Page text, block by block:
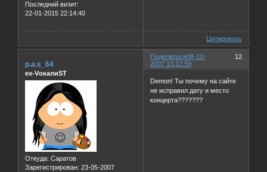
Последний визит:
22-01-2015 22:14:40
Цитировать
Поделиться 12
08-10-
2007 13:12:59
p.a.s_64
ex-VокалиST
Откуда: Саратов
Зарегистрирован: 23-05-2007
Demon! Ты почему на сайте
не исправил дату и место
концерта???????